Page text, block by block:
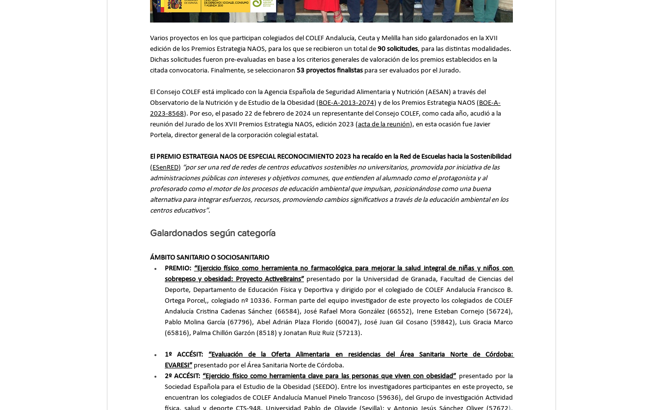
Varios proyectos en los que participan colegiados del COLEF Andalucía, Ceuta y Melilla han sido galardonados en la XVII
edición de los Premios Estrategia NAOS, para los que se recibieron un total de 90 solicitudes, para las distintas modalidades.
Dichas solicitudes fueron pre-evaluadas en base a los criterios generales de valoración de los premios establecidos en la
citada convocatoria. Finalmente, se seleccionaron 53 proyectos finalistas para ser evaluados por el Jurado.
El Consejo COLEF está implicado con la Agencia Española de Seguridad Alimentaria y Nutrición (AESAN) a través del
Observatorio de la Nutrición y de Estudio de la Obesidad (BOE-A-2013-2074) y de los Premios Estrategia NAOS (BOE-A-
2023-8568). Por eso, el pasado 22 de febrero de 2024 un representante del Consejo COLEF, como cada año, acudió a la
reunión del Jurado de los XVII Premios Estrategia NAOS, edición 2023 (acta de la reunión), en esta ocasión fue Javier
Portela, director general de la corporación colegial estatal.
El PREMIO ESTRATEGIA NAOS DE ESPECIAL RECONOCIMIENTO 2023 ha recaído en la Red de Escuelas hacia la Sostenibilidad
(ESenRED) “por ser una red de redes de centros educativos sostenibles no universitarios, promovida por iniciativa de las
administraciones públicas con intereses y objetivos comunes, que entienden al alumnado como el protagonista y al
profesorado como el motor de los procesos de educación ambiental que impulsan, posicionándose como una buena
alternativa para integrar esfuerzos, recursos, promoviendo cambios significativos a través de la educación ambiental en los
centros educativos”.
Galardonados según categoría
ÁMBITO SANITARIO O SOCIOSANITARIO
PREMIO: “Ejercicio físico como herramienta no farmacológica para mejorar la salud integral de niñas y niños con
sobrepeso y obesidad: Proyecto ActiveBrains” presentado por la Universidad de Granada, Facultad de Ciencias del
Deporte, Departamento de Educación Física y Deportiva y dirigido por el colegiado de COLEF Andalucía Francisco B.
Ortega Porcel,, colegiado nº 10336. Forman parte del equipo investigador de este proyecto los colegiados de COLEF
Andalucía Cristina Cadenas Sánchez (66584), José Rafael Mora González (66552), Irene Esteban Cornejo (56724),
Pablo Molina García (67796), Abel Adrián Plaza Florido (60047), José Juan Gil Cosano (59842), Luis Gracia Marco
(65816), Palma Chillón Garzón (8518) y Jonatan Ruiz Ruiz (57213).
1º ACCÉSIT: “Evaluación de la Oferta Alimentaria en residencias del Área Sanitaria Norte de Córdoba:
EVARESI” presentado por el Área Sanitaria Norte de Córdoba.
2º ACCÉSIT: “Ejercicio físico como herramienta clave para las personas que viven con obesidad” presentado por la
Sociedad Española para el Estudio de la Obesidad (SEEDO). Entre los investigadores participantes en este proyecto, se
encuentran los colegiados de COLEF Andalucía Manuel Pinelo Trancoso (59636), del Grupo de investigación Actividad